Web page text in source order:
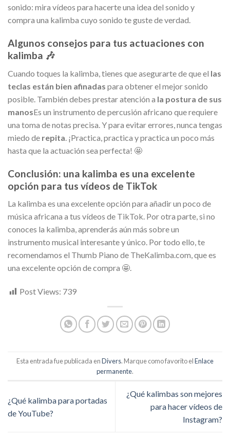
sonido: mira vídeos para hacerte una idea del sonido y
compra una kalimba cuyo sonido te guste de verdad.
Algunos consejos para tus actuaciones con
kalimba 🎶
Cuando toques la kalimba, tienes que asegurarte de que el las
teclas están bien afinadas para obtener el mejor sonido
posible. También debes prestar atención a la postura de sus
manosEs un instrumento de percusión africano que requiere
una toma de notas precisa. Y para evitar errores, nunca tengas
miedo de repita . ¡Practica, practica y practica un poco más
hasta que la actuación sea perfecta! 🤩
Conclusión: una kalimba es una excelente
opción para tus vídeos de TikTok
La kalimba es una excelente opción para añadir un poco de
música africana a tus vídeos de TikTok. Por otra parte, si no
conoces la kalimba, aprenderás aún más sobre un
instrumento musical interesante y único. Por todo ello, te
recomendamos el Thumb Piano de TheKalimba.com, que es
una excelente opción de compra 🤩.
Post Views: 739
Esta entrada fue publicada enDivers. Marque como favorito elEnlace
permanente.
¿Qué kalimba para portadas
de YouTube?
¿Qué kalimbas son mejores
para hacer vídeos de
Instagram?